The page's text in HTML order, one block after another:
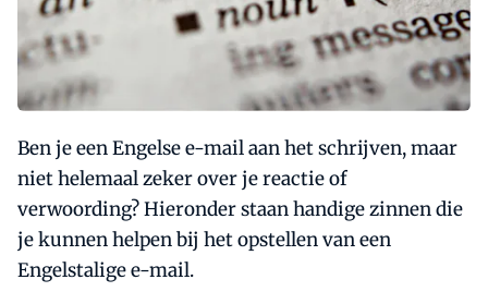
Ben je een Engelse e-mail aan het schrijven, maar
niet helemaal zeker over je reactie of
verwoording? Hieronder staan handige zinnen die
je kunnen helpen bij het opstellen van een
Engelstalige e-mail.